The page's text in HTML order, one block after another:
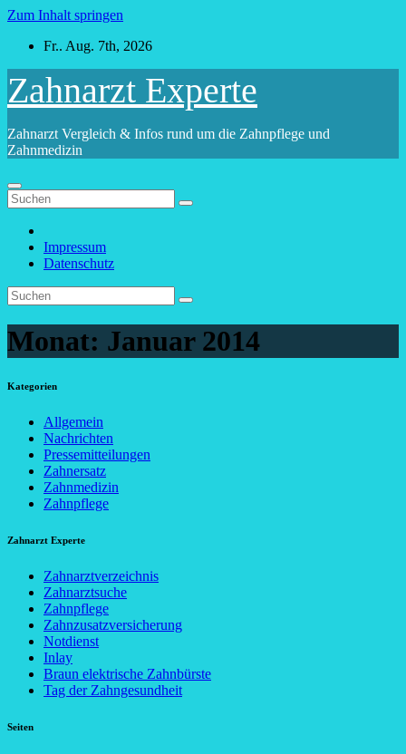
Zum Inhalt springen
Fr.. Aug. 7th, 2026
Zahnarzt Experte
Zahnarzt Vergleich & Infos rund um die Zahnpflege und
Zahnmedizin
Impressum
Datenschutz
Monat: Januar 2014
Kategorien
Allgemein
Nachrichten
Pressemitteilungen
Zahnersatz
Zahnmedizin
Zahnpflege
Zahnarzt Experte
Zahnarztverzeichnis
Zahnarztsuche
Zahnpflege
Zahnzusatzversicherung
Notdienst
Inlay
Braun elektrische Zahnbürste
Tag der Zahngesundheit
Seiten